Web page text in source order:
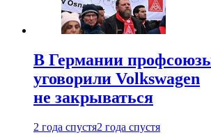
В Германии
уговорили Volkswagen
не закрываться
2 года спустя2 года спустя